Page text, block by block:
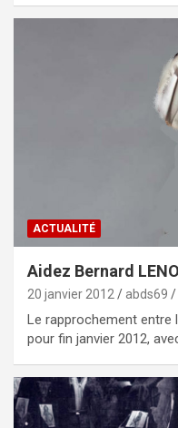
ACTUALITÉ
Aidez Bernard
20 janvier 2012 abds69
Le rapprochement entre
pour fin janvier 2012,